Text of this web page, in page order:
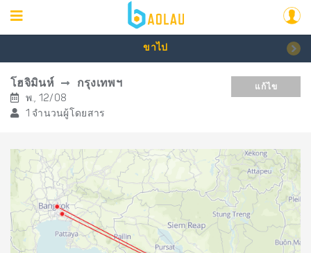
ขาไป
โฮจิมินห์ กรุงเทพฯ
พ., 12/08
1 จำนวนผู้โดยสาร
แก้ไข